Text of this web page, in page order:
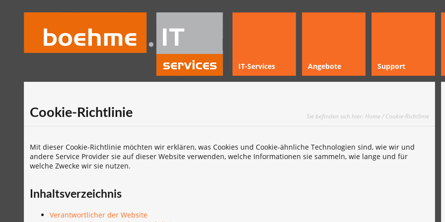
IT-Services Angebote Support
Cookie-Richtlinie Sie befinden sich hier: Home/ Cookie-Richtlinie
Mit dieser Cookie-Richtlinie möchten wir erklären, was Cookies und Cookie-ähnliche Technologien sind, wie wir und
andere Service Provider sie auf dieser Website verwenden, welche Informationen sie sammeln, wie lange und für
welche Zwecke wir sie nutzen.
Inhaltsverzeichnis
Verantwortlicher der Website